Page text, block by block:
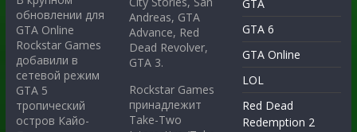
обновлении для
GTA Online
Rockstar Games
добавили в
сетевой режим
GTA 5
тропический
остров Кайо-
Andreas, GTA
Advance, Red
Dead Revolver,
GTA 3.
Rockstar Games
принадлежит
Take-Two
GTA
GTA 6
GTA Online
LOL
Red Dead
Redemption 2